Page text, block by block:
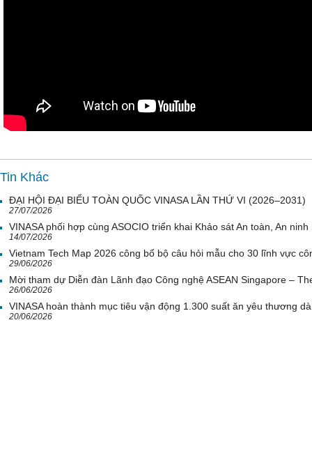
Tin Khác
ĐẠI HỘI ĐẠI BIỂU TOÀN QUỐC VINASA LẦN THỨ VI (2026–2031)
27/07/2026
VINASA phối hợp cùng ASOCIO triển khai Khảo sát An toàn, An
14/07/2026
Vietnam Tech Map 2026 công bố bộ câu hỏi mẫu cho 30 lĩnh vực
29/06/2026
Mời tham dự Diễn đàn Lãnh đạo Công nghệ ASEAN Singapore –
26/06/2026
VINASA hoàn thành mục tiêu vận động 1.300 suất ăn yêu thương
20/06/2026